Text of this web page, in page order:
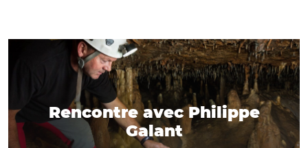
Rencontre avec Philippe
Galant